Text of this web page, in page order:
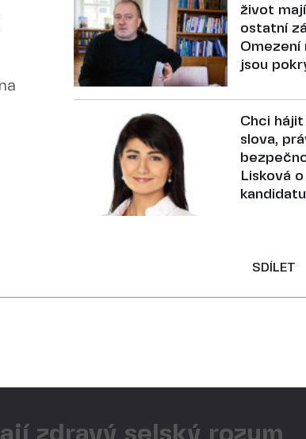
SDÍLET
život
ostatní
Omezení
jsou
Chci
slova,
Lisková
zdravý selský rozum